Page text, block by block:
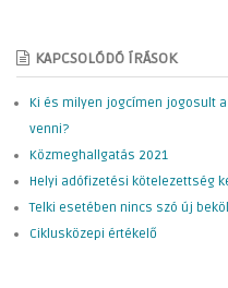
KAPCSOLÓDÓ ÍRÁSOK
Ki és milyen jogcímen jogosult
venni?
Közmeghallgatás 2021
Helyi adófizetési kötelezettség
Telki esetében nincs szó új
Ciklusközepi értékelő